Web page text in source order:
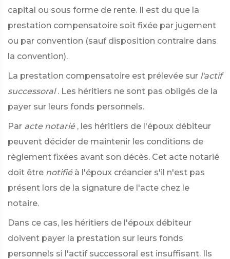
capital ou sous forme de rente. Il est du que la
prestation compensatoire soit fixée par jugement
ou par convention (sauf disposition contraire dans
la convention).
La prestation compensatoire est prélevée sur l'actif
successoral . Les héritiers ne sont pas obligés de la
payer sur leurs fonds personnels.
Par acte notarié , les héritiers de l'époux débiteur
peuvent décider de maintenir les conditions de
règlement fixées avant son décès. Cet acte notarié
doit être notifié à l'époux créancier s'il n'est pas
présent lors de la signature de l'acte chez le
notaire.
Dans ce cas, les héritiers de l'époux débiteur
doivent payer la prestation sur leurs fonds
personnels si l'actif successoral est insuffisant. Ils